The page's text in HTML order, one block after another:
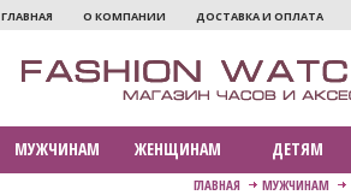
ГЛАВНАЯ О КОМПАНИИ ДОСТАВКА И ОПЛАТА
МУЖЧИНАМ ЖЕНЩИНАМ ДЕТЯМ
ГЛАВНАЯ МУЖЧИНАМ